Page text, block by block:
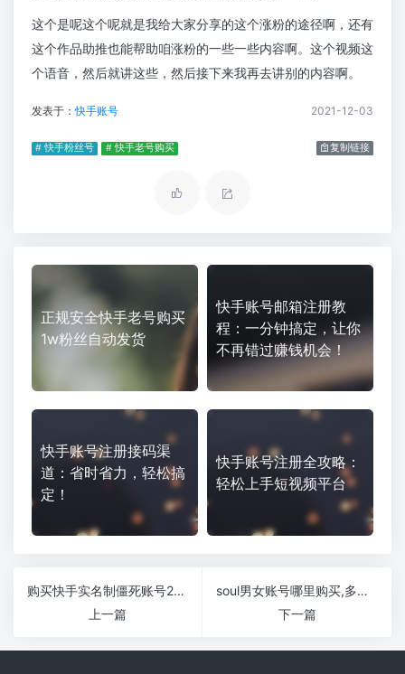
这个是呢这个呢就是我给大家分享的这个涨粉的途径啊，还有
这个作品助推也能帮助咱涨粉的一些一些内容啊。这个视频这
个语音，然后就讲这些，然后接下来我再去讲别的内容啊。
发表于：快手账号 2021-12-03
# 快手粉丝号 # 快手老号购买 复制链接
正规安全快手老号购买
1w粉丝自动发货
快手账号邮箱注册教
程：一分钟搞定，让你
不再错过赚钱机会！
快手账号注册接码渠
道：省时省力，轻松搞
定！
快手账号注册全攻略：
轻松上手短视频平台
购买快手实名制僵死账号24h在线交易
上一篇
soul男女账号哪里购买,多少钱1个？
下一篇